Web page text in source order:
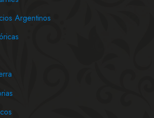
Argentinos